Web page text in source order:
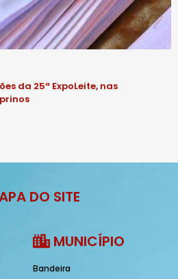
da 25ª ExpoLeite, nas
DO SITE
MUNICÍPIO
Bandeira